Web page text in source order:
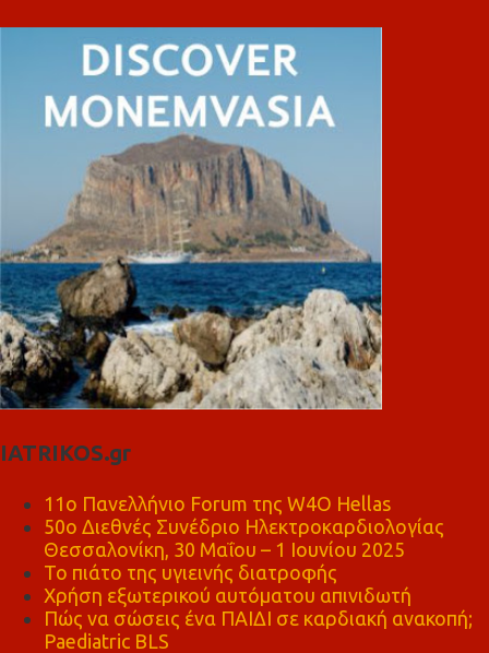
IATRIKOS.gr
11ο Πανελλήνιο Forum της W4O Hellas
50ο Διεθνές Συνέδριο Ηλεκτροκαρδιολογίας
Θεσσαλονίκη, 30 Μαΐου – 1 Ιουνίου 2025
Το πιάτο της υγιεινής διατροφής
Χρήση εξωτερικού αυτόματου απινιδωτή
Πώς να σώσεις ένα ΠΑΙΔΙ σε καρδιακή ανακοπή;
Paediatric BLS